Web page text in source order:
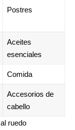
Postres
Aceites
esenciales
Comida
Accesorios de
cabello
ruedo